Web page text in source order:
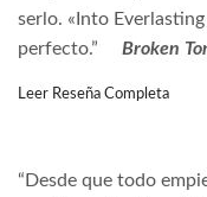
serlo. «Into
perfecto.”
Broken
Leer Reseña Completa
“Desde que todo